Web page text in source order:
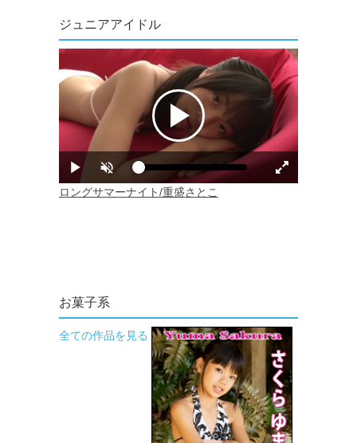
ジュニアアイドル
お菓子系
全ての作品を見る